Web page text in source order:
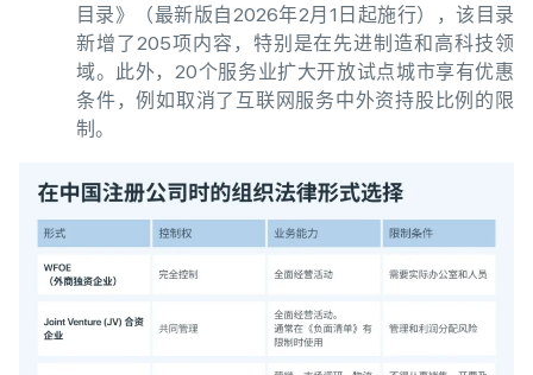
目录》（最新版自2026年2月1日起施行），该目录
新增了205项内容，特别是在先进制造和高科技领
域。此外，20个服务业扩大开放试点城市享有优惠
条件，例如取消了互联网服务中外资持股比例的限
制。